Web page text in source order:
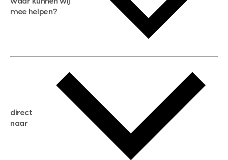
mee helpen?
gratis zoekservice
huis verkopen
huis kopen
direct
naar